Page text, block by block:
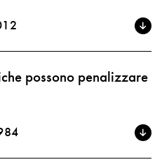
possono penalizzare